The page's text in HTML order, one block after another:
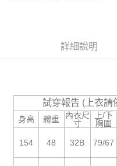
購買商品的店家。未經商家同意
【注意事項】
１．透過由恩沛科技股份有限
易，需依本服務之必要範圍內提
權轉讓予恩沛科技股份有限公司。
每筆NT$85，滿NT$799(含以
每筆NT$85，滿NT$799(含
海外宅配
詳細說明
試穿報告 (上衣請
身高 體重
內衣尺
寸
上/下
胸圍
154 48 32B 79/67